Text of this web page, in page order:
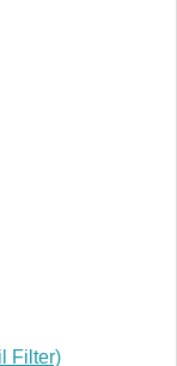
Filter)